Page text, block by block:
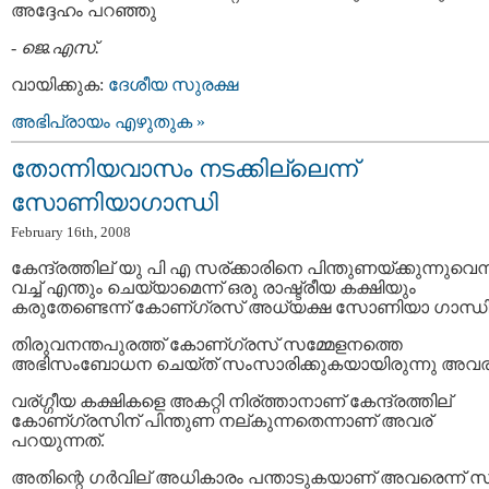
അദ്ദേഹം പറഞ്ഞു
- ജെ.എസ്.
വായിക്കുക: ദേശീയ സുരക്ഷ
അഭിപ്രായം എഴുതുക »
തോന്നിയവാസം നടക്കില്ലെന്ന്
സോണിയാഗാന്ധി
February 16th, 2008
കേന്ദ്രത്തില് യു പി എ സര്ക്കാരിനെ
വച്ച് എന്തും ചെയ്യാമെന്ന് ഒരു രാഷ്ട്രീയ കക്ഷിയും
കരുതേണ്ടെന്ന് കോണ്ഗ്രസ് അധ്യക്ഷ സോണിയാ
തിരുവനന്തപുരത്ത് കോണ്ഗ്രസ് സമ്മേളനത്തെ
അഭിസംബോധന ചെയ്ത് സംസാരിക്കുകയായിരുന്നു
വര്ഗ്ഗീയ കക്ഷികളെ അകറ്റി നിര്ത്താനാണ് കേന്ദ്രത്തില്
കോണ്ഗ്രസിന് പിന്തുണ നല്കുന്നതെന്നാണ് അവര്
പറയുന്നത്.
അതിന്റെ ഗര്‍വില് അധികാരം പന്താടുകയാണ് അവരെന്ന്